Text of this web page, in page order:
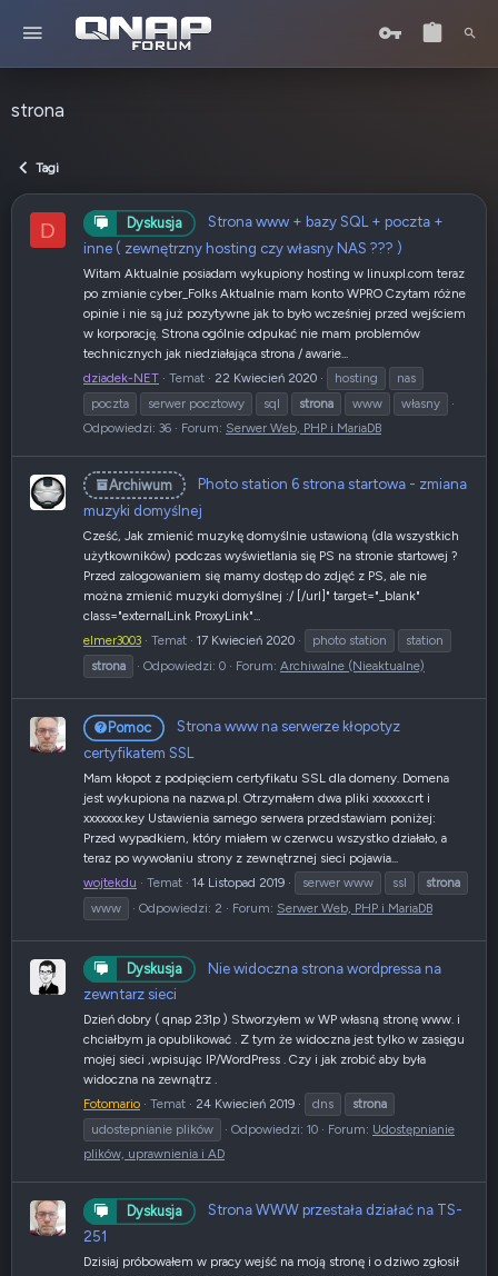
strona
Tagi
D Dyskusja
Strona www + bazy SQL + poczta +
inne ( zewnętrzny hosting czy własny NAS ??? )
Witam Aktualnie posiadam wykupiony hosting w linuxpl.com teraz
po zmianie cyber_Folks Aktualnie mam konto WPRO Czytam różne
opinie i nie są już pozytywne jak to było wcześniej przed wejściem
w korporację. Strona ogólnie odpukać nie mam problemów
technicznych jak niedziałająca strona / awarie...
dziadek-NET
Temat 22 Kwiecień 2020 hosting
nas
poczta
serwer pocztowy sql strona www
własny
Odpowiedzi: 36
Forum: Serwer Web, PHP i MariaDB
Archiwum
Photo station 6 strona startowa - zmiana
muzyki domyślnej
Cześć, Jak zmienić muzykę domyślnie ustawioną (dla wszystkich
użytkowników) podczas wyświetlania się PS na stronie startowej ?
Przed zalogowaniem się mamy dostęp do zdjęć z PS, ale nie
można zmienić muzyki domyślnej :/ [/url]" target="_blank"
class="externalLink ProxyLink"...
elmer3003
Temat 17 Kwiecień 2020 photo station
station
strona
Odpowiedzi: 0 Forum: Archiwalne (Nieaktualne)
Pomoc
Strona www na serwerze kłopotyz
certyfikatem SSL
Mam kłopot z podpięciem certyfikatu SSL dla domeny. Domena
jest wykupiona na nazwa.pl. Otrzymałem dwa pliki xxxxxx.crt i
xxxxxxx.key Ustawienia samego serwera przedstawiam poniżej:
Przed wypadkiem, który miałem w czerwcu wszystko działało, a
teraz po wywołaniu strony z zewnętrznej sieci pojawia...
wojtekdu
Temat 14 Listopad 2019 serwer www ssl
strona
www
Odpowiedzi: 2 Forum: Serwer Web, PHP i MariaDB
Dyskusja
Nie widoczna strona wordpressa na
zewntarz sieci
Dzień dobry ( qnap 231p ) Stworzyłem w WP własną stronę www. i
chciałbym ja opublikować . Z tym że widoczna jest tylko w zasięgu
mojej sieci ,wpisując IP/WordPress . Czy i jak zrobić aby była
widoczna na zewnątrz .
Fotomario
Temat 24 Kwiecień 2019 dns
strona
udostepnianie plików
Odpowiedzi: 10 Forum: Udostępnianie
plików, uprawnienia i AD
Dyskusja
Strona WWW przestała działać na TS-
251
Dzisiaj próbowałem w pracy wejść na moją stronę i o dziwo zgłosił